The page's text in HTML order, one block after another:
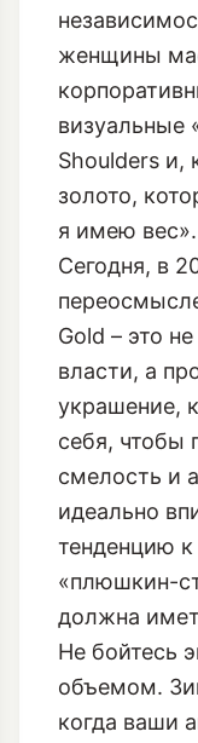
женщины
визуальные
Shoulders и,
золото,
я имею вес».
Сегодня, в
Gold – это
власти, а
украшение,
себя, чтобы
смелость и
идеально
тенденцию
«плюшкин-
должна
Не бойтесь
объемом.
когда ваши